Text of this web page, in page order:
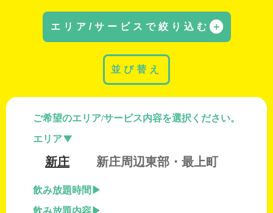
エリア/サービスで絞り込む ＋
ご希望のエリア/サービス内容を選択ください。
エリア
新庄 新庄周辺東部・最上町
飲み放題時間
飲み放題内容
並び替え